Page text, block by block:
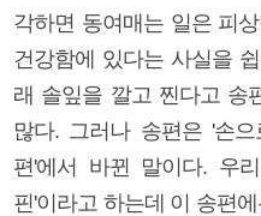
각하면 동여매는 일은 피
건강함에 있다는 사실을
래 솔잎을 깔고 찐다고 송
많다. 그러나 송편은 '손
편'에서 바뀐 말이다. 우
핀'이라고 하는데 이 송편